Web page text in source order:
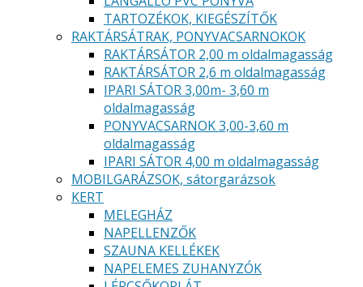
TARTOZÉKOK, KIEGÉSZÍTŐK
RAKTÁRSÁTRAK, PONYVACSARNOKOK
RAKTÁRSÁTOR 2,00 m oldalmagasság
RAKTÁRSÁTOR 2,6 m oldalmagasság
IPARI SÁTOR 3,00m- 3,60 m
oldalmagasság
PONYVACSARNOK 3,00-3,60 m
oldalmagasság
IPARI SÁTOR 4,00 m oldalmagasság
MOBILGARÁZSOK, sátorgarázsok
KERT
MELEGHÁZ
NAPELLENZŐK
SZAUNA KELLÉKEK
NAPELEMES ZUHANYZÓK